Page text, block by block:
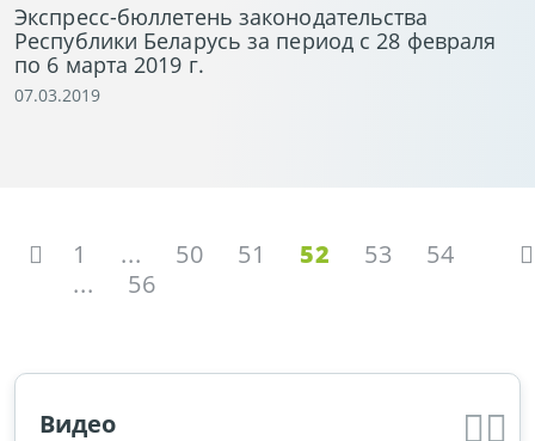
Экспресс-бюллетень законодательства
Республики Беларусь за период с 28 февраля
по 6 марта 2019 г.
07.03.2019
1 ... 50 51 52 53
54
...
56
Видео